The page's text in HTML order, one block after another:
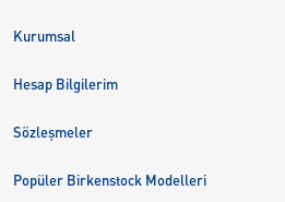
Kurumsal
Birkenstock Group
Kariyer
Hesap Bilgilerim
Sipariş Takibi
Sözleşmeler
Popüler Birkenstock Modelleri